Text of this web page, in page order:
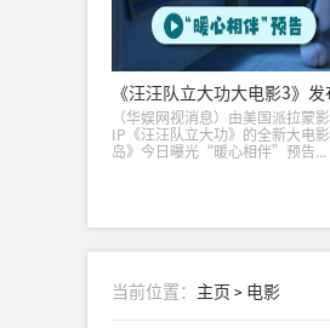
《汪汪队立大功大电影3》
（华娱网视消息）由美国派拉蒙
IP《汪汪队立大功》的全新大电
岛》今日曝光“暖心相伴”预告...
当前位置： 主页 > 电影